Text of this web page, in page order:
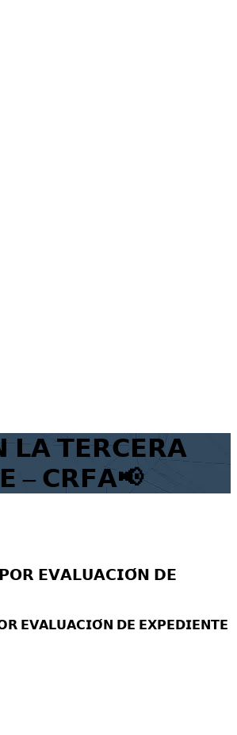
𝗟𝗔 𝗧𝗘𝗥𝗖𝗘𝗥𝗔
– 𝗖𝗥𝗙𝗔📢
𝗘𝗩𝗔𝗟𝗨𝗔𝗖𝗜𝗢́𝗡 𝗗𝗘
𝗘𝗩𝗔𝗟𝗨𝗔𝗖𝗜𝗢́𝗡 𝗗𝗘 𝗘𝗫𝗣𝗘𝗗𝗜𝗘𝗡𝗧𝗘